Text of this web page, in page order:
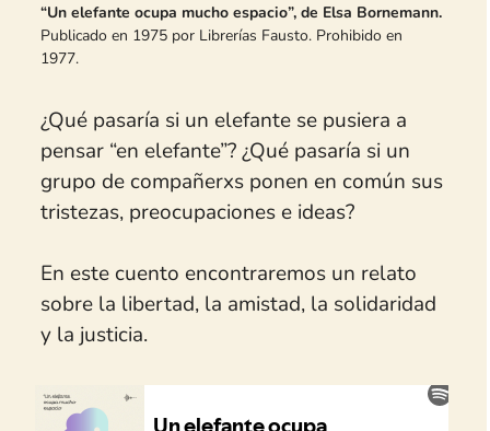
“Un elefante ocupa mucho espacio”, de Elsa Bornemann.
Publicado en 1975 por Librerías Fausto. Prohibido en
1977.
¿Qué pasaría si un elefante se pusiera a
pensar “en elefante”? ¿Qué pasaría si un
grupo de compañerxs ponen en común sus
tristezas, preocupaciones e ideas?
En este cuento encontraremos un relato
sobre la libertad, la amistad, la solidaridad
y la justicia.